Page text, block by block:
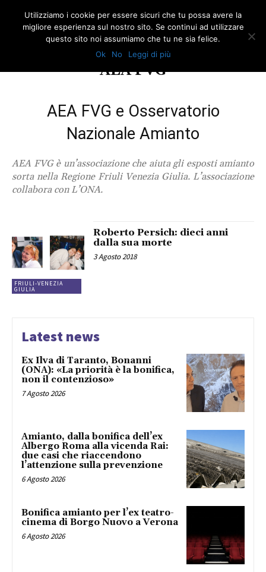
AEA FVG
AEA FVG e Osservatorio
Nazionale Amianto
AEA FVG è un’associazione che aiuta gli esposti amianto
sorta nella Regione Friuli Venezia Giulia. L’associazione
collabora con L’ONA.
FRIULI-VENEZIA
GIULIA
Roberto Persich: dieci anni
dalla sua morte
3 Agosto 2018
Latest news
Ex Ilva di Taranto, Bonanni
(ONA): «La priorità è la bonifica,
non il contenzioso»
7 Agosto 2026
Amianto, dalla bonifica dell’ex
Albergo Roma alla vicenda Rai:
due casi che riaccendono
l’attenzione sulla prevenzione
6 Agosto 2026
Bonifica amianto per l’ex teatro-
cinema di Borgo Nuovo a Verona
6 Agosto 2026
Utilizziamo i cookie per essere sicuri che tu possa avere la
migliore esperienza sul nostro sito. Se continui ad utilizzare
questo sito noi assumiamo che tu ne sia felice.
Ok
No Leggi di più